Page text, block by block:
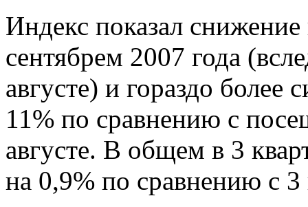
Индекс показал
сентябрем 2007 года
августе) и гораздо более
11% по сравнению с
августе. В общем в 3
на 0,9% по сравнению с